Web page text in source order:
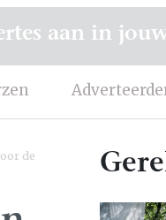
aan in
de